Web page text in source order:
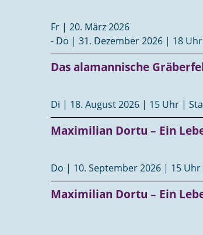
Fr | 20. März 2026
- Do | 31. Dezember 2026 | 18
Das alamannische
Di | 18. August 2026 | 15 Uhr |
Maximilian Dortu – Ein
Do | 10. September 2026 | 15
Maximilian Dortu – Ein